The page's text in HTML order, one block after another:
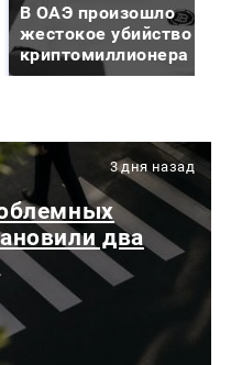
В ОАЭ произошло
жестокое убийство
криптомиллионера
3 дня назад
два